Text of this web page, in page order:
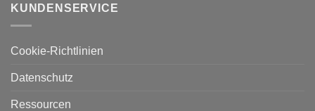
KUNDENSERVICE
Cookie-Richtlinien
Datenschutz
Ressourcen